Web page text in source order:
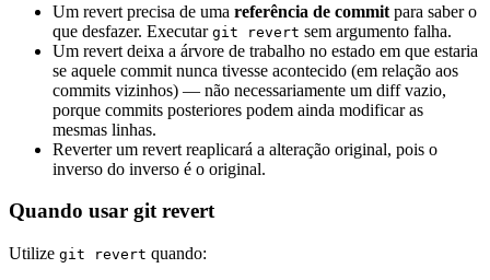
Um revert precisa de uma referência de commit para saber o
que desfazer. Executar git revert sem argumento falha.
Um revert deixa a árvore de trabalho no estado em que estaria
se aquele commit nunca tivesse acontecido (em relação aos
commits vizinhos) — não necessariamente um diff vazio,
porque commits posteriores podem ainda modificar as
mesmas linhas.
Reverter um revert reaplicará a alteração original, pois o
inverso do inverso é o original.
Quando usar git revert
Utilize git revert quando: